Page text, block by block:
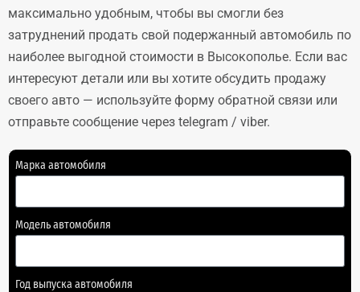
максимально удобным, чтобы вы смогли без
затруднений продать свой подержанный автомобиль по
наиболее выгодной стоимости в Высокополье. Если вас
интересуют детали или вы хотите обсудить продажу
своего авто — используйте форму обратной связи или
отправьте сообщение через telegram / viber.
Марка автомобиля
Модель автомобиля
Год выпуска автомобиля